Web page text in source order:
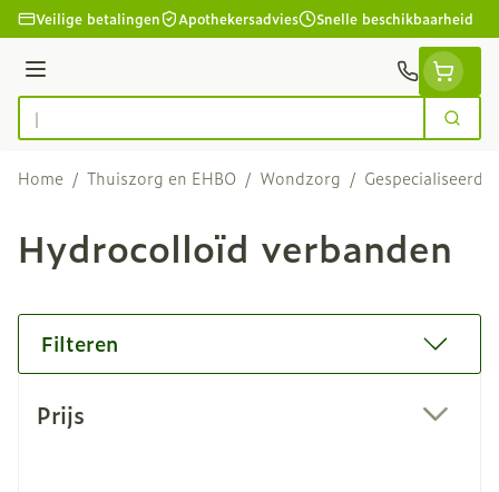
Ga naar de inhoud
Veilige betalingen Apothekersadvies Snelle beschikbaarheid
Menu
Product, merk, categorie...
Zoek
Home / Thuiszorg en EHBO / Wondzorg /
Hydrocolloïd verbanden
Filteren
Prijs